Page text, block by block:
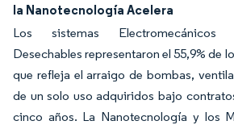
la Nanotecnología Acelera
Los sistemas Electromecánicos
Desechables representaron el 55,9% de
que refleja el arraigo de bombas,
de un solo uso adquiridos bajo
cinco años. La Nanotecnología y los